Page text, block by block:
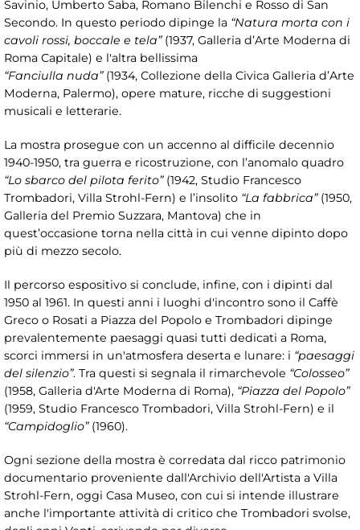
Savinio, Umberto Saba, Romano Bilenchi e Rosso di San
Secondo. In questo periodo dipinge la “Natura morta con i
cavoli rossi, boccale e tela”(1937, Galleria d’Arte Moderna di
Roma Capitale) e l'altra bellissima
“Fanciulla nuda”(1934, Collezione della Civica Galleria d’Arte
Moderna, Palermo), opere mature, ricche di suggestioni
musicali e letterarie.
La mostra prosegue con un accenno al difficile decennio
1940-1950, tra guerra e ricostruzione, con l’anomalo quadro
“Lo sbarco del pilota ferito”(1942, Studio Francesco
Trombadori, Villa Strohl-Fern) e l’insolito “La fabbrica”(1950,
Galleria del Premio Suzzara, Mantova) che in
quest’occasione torna nella città in cui venne dipinto dopo
più di mezzo secolo.
Il percorso espositivo si conclude, infine, con i dipinti dal
1950 al 1961. In questi anni i luoghi d'incontro sono il Caffè
Greco o Rosati a Piazza del Popolo e Trombadori dipinge
prevalentemente paesaggi quasi tutti dedicati a Roma,
scorci immersi in un'atmosfera deserta e lunare: i “paesaggi
del silenzio”. Tra questi si segnala il rimarchevole “Colosseo”
(1958, Galleria d'Arte Moderna di Roma), “Piazza del Popolo”
(1959, Studio Francesco Trombadori, Villa Strohl-Fern) e il
“Campidoglio” (1960).
Ogni sezione della mostra è corredata dal ricco patrimonio
documentario proveniente dall'Archivio dell'Artista a Villa
Strohl-Fern, oggi Casa Museo, con cui si intende illustrare
anche l'importante attività di critico che Trombadori svolse,